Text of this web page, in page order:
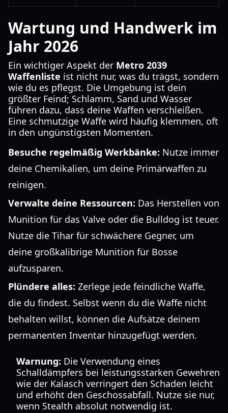
Wartung und Handwerk im
Jahr 2026
Ein wichtiger Aspekt der Metro 2039
Waffenliste ist nicht nur, was du trägst, sondern
wie du es pflegst. Die Umgebung ist dein
größter Feind; Schlamm, Sand und Wasser
führen dazu, dass deine Waffen verschleißen.
Eine schmutzige Waffe wird häufig klemmen, oft
in den ungünstigsten Momenten.
Besuche regelmäßig Werkbänke: Nutze immer
deine Chemikalien, um deine Primärwaffen zu
reinigen.
Verwalte deine Ressourcen: Das Herstellen von
Munition für das Valve oder die Bulldog ist teuer.
Nutze die Tihar für schwächere Gegner, um
deine großkalibrige Munition für Bosse
aufzusparen.
Plündere alles: Zerlege jede feindliche Waffe,
die du findest. Selbst wenn du die Waffe nicht
behalten willst, können die Aufsätze deinem
permanenten Inventar hinzugefügt werden.
Warnung: Die Verwendung eines
Schalldämpfers bei leistungsstarken Gewehren
wie der Kalasch verringert den Schaden leicht
und erhöht den Geschossabfall. Nutze sie nur,
wenn Stealth absolut notwendig ist.